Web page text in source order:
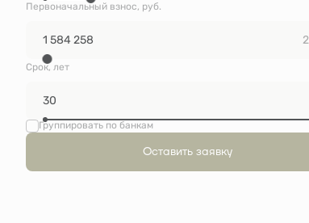
Первоначальный взнос, руб.
Срок, лет
Группировать по банкам
Оставить заявку